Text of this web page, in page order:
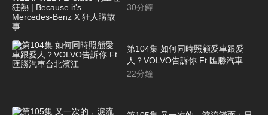
Class 的工程狂熱 | Because it's
30分鐘
第104集 如何同時照顧愛車跟愛
人？VOLVO告訴你 Ft.匯勝汽車台
北濱江
22分鐘